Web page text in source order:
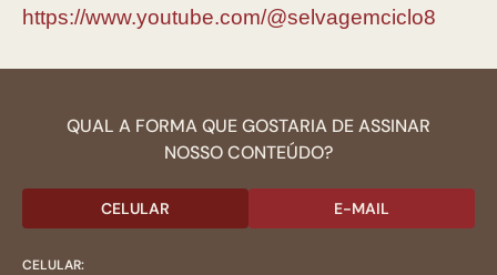
https://www.youtube.com/@selvagemciclo8
QUAL A FORMA QUE GOSTARIA DE ASSINAR
NOSSO CONTEÚDO?
CELULAR E-MAIL
CELULAR: